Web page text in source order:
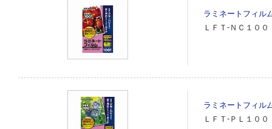
ラミネートフィ
ＬＦＴ‐ＮＣ１０
ラミネートフィ
ＬＦＴ‐ＰＬ１０